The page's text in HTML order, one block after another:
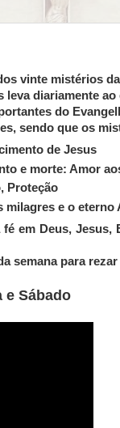
vinte mistérios
leva diariamente
do
sendo que os
de Jesus
e morte: Amor
Proteção
milagres e o eterno
em Deus,
semana para
e Sábado